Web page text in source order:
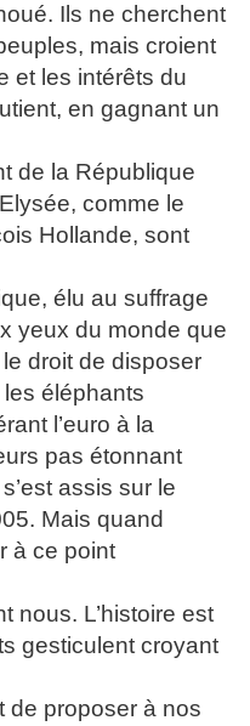
Ils ne cherchent
mais croient
et les intérêts du
en gagnant un
de la République
comme le
Hollande, sont
élu au suffrage
yeux du monde que
droit de disposer
éléphants
l’euro à la
pas étonnant
assis sur le
Mais quand
à ce point
nous. L’histoire est
gesticulent croyant
de proposer à nos